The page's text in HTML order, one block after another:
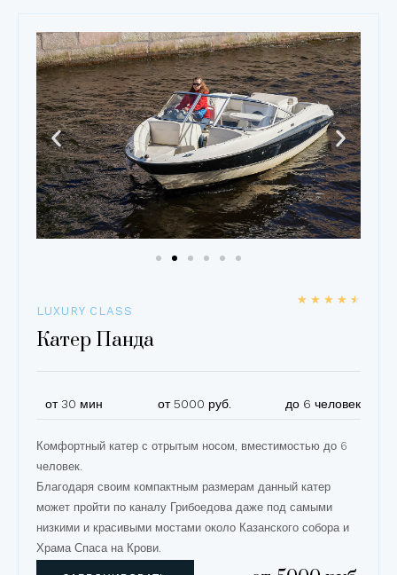
LUXURY CLASS
★ ★ ★ ★ ★
Катер Панда
от 30 мин от 5000 руб. до 6 человек
Комфортный катер с отрытым носом, вместимостью до 6
человек.
Благодаря своим компактным размерам данный катер
может пройти по каналу Грибоедова даже под самыми
низкими и красивыми мостами около Казанского собора и
Храма Спаса на Крови.